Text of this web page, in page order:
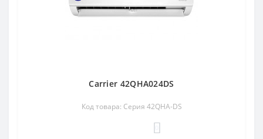
Carrier 42QHA024DS
Код товара: Серия 42QHA-DS